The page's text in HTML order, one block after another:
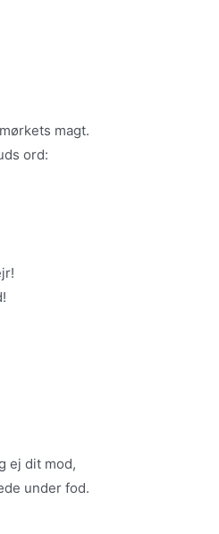
magt.
ord:
ej dit mod,
under fod.